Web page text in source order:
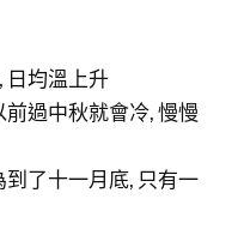
日均溫上升
過中秋就會冷, 慢慢
了十一月底, 只有一